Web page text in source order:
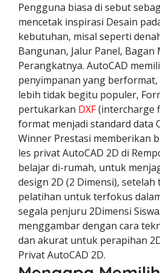
Pengguna biasa di sebut
mencetak inspirasi Desain
kebutuhan, misal seperti
Bangunan, Jalur Panel, Bagan
Perangkatnya. AutoCAD
penyimpanan yang berformat,
lebih tidak begitu populer,
pertukarkan DXF(intercharge
format menjadi standard data
Winner Prestasi memberikan
les privat AutoCAD 2D di
belajar di-rumah, untuk
design 2D (2 Dimensi),
pelatihan untuk terfokus
segala penjuru 2Dimensi
menggambar dengan cara
dan akurat untuk perapihan
Privat AutoCAD 2D.